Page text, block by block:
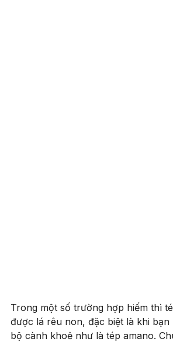
Trong một số trường hợp hiếm thì
được lá rêu non, đặc biệt là khi bạn
bộ cành khoẻ như là tép amano.